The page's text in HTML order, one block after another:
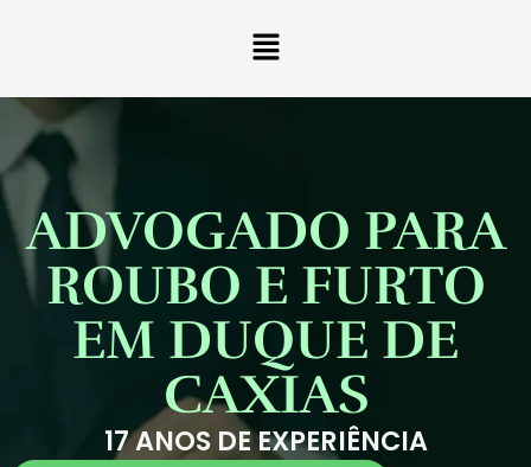
ADVOGADO PARA
ROUBO E FURTO
EM DUQUE DE
CAXIAS
17 ANOS DE EXPERIÊNCIA